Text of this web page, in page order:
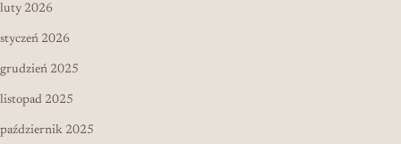
luty 2026
styczeń 2026
grudzień 2025
listopad 2025
październik 2025